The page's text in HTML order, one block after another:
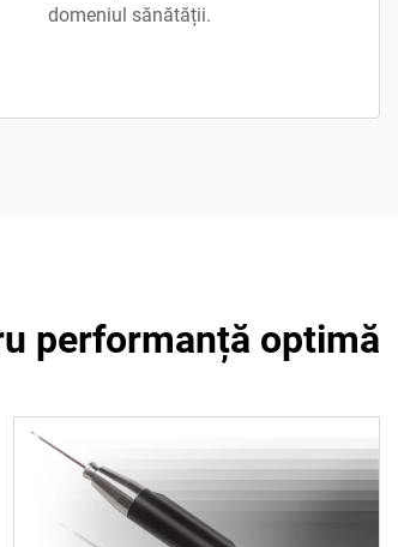
domeniul sănătății.
performanță optimă